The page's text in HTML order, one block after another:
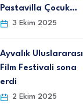
Pastavilla Çocuk…
3 Ekim 2025
Ayvalık Uluslararası
Film Festivali sona
erdi
2 Ekim 2025